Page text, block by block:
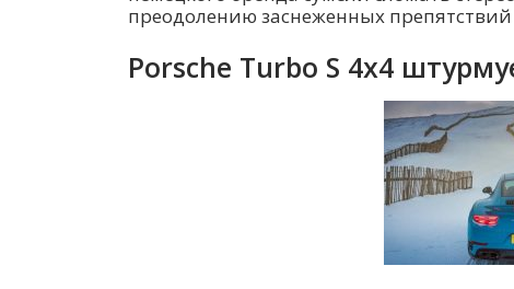
преодолению заснеженных
Porsche Turbo S 4х4